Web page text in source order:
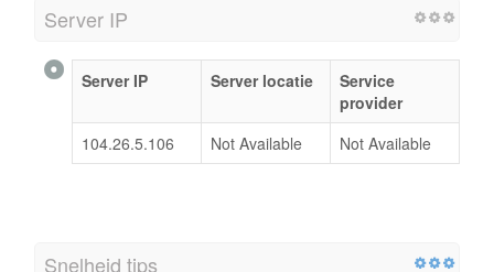
Server IP
Server IP Server locatie
Service
provider
104.26.5.106
Not Available Not Available
Snelheid tips